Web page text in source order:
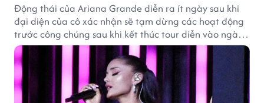
Động thái của Ariana Grande diễn ra ít ngày sau khi
đại diện của cô xác nhận sẽ tạm dừng các hoạt động
trước công chúng sau khi kết thúc tour diễn vào ngày
1/9.